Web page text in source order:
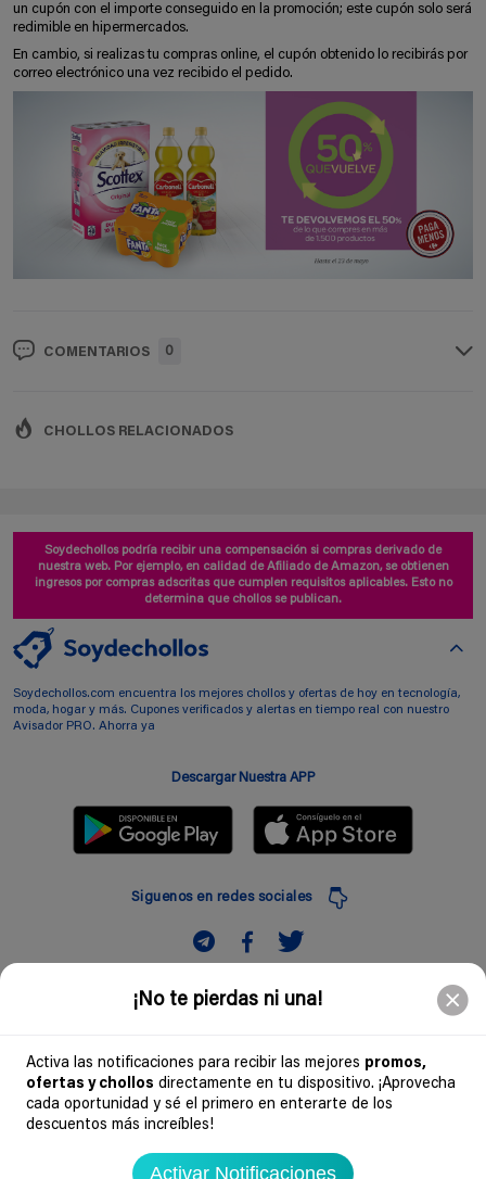
¡No te pierdas ni una!
Activa las notificaciones para recibir las mejores promos,
ofertas y chollos directamente en tu dispositivo. ¡Aprovecha
cada oportunidad y sé el primero en enterarte de los
descuentos más increíbles!
Activar Notificaciones
un cupón con el importe conseguido en la promoción; este cupón solo será
redimible en hipermercados.
En cambio, si realizas tu compras online, el cupón obtenido lo recibirás por
correo electrónico una vez recibido el pedido.
COMENTARIOS 0
CHOLLOS RELACIONADOS
Soydechollos podría recibir una compensación si compras derivado de
nuestra web. Por ejemplo, en calidad de Afiliado de Amazon, se obtienen
ingresos por compras adscritas que cumplen requisitos aplicables. Esto no
determina que chollos se publican.
Soydechollos.com encuentra los mejores chollos y ofertas de hoy en tecnología,
moda, hogar y más. Cupones verificados y alertas en tiempo real con nuestro
Avisador PRO. Ahorra ya
Descargar Nuestra APP
Siguenos en redes sociales
Suscribir
Comunidad